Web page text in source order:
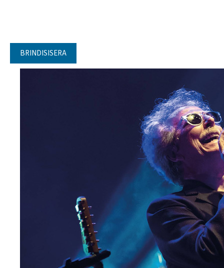
BRINDISISERA